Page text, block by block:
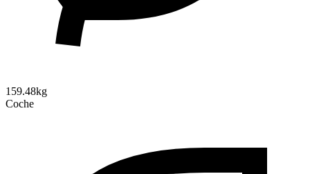
159.48kg
Coche